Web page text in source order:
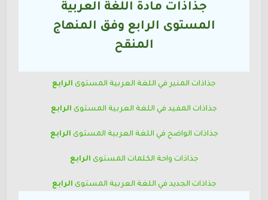
جذاذات مادة اللغة العربية
المستوى الرابع وفق المنهاج
المنقح
جذاذات المنير في اللغة العربية المستوى الرابع
جذاذات المفيد في اللغة العربية المستوى الرابع
جذاذات الواضح في اللغة العربية المستوى الرابع
جذاذات واحة الكلمات المستوى الرابع
جذاذات الجديد في اللغة العربية المستوى الرابع